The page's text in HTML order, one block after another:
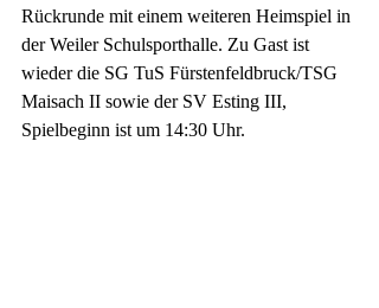
Rückrunde mit einem weiteren Heimspiel in
der Weiler Schulsporthalle. Zu Gast ist
wieder die SG TuS Fürstenfeldbruck/TSG
Maisach II sowie der SV Esting III,
Spielbeginn ist um 14:30 Uhr.